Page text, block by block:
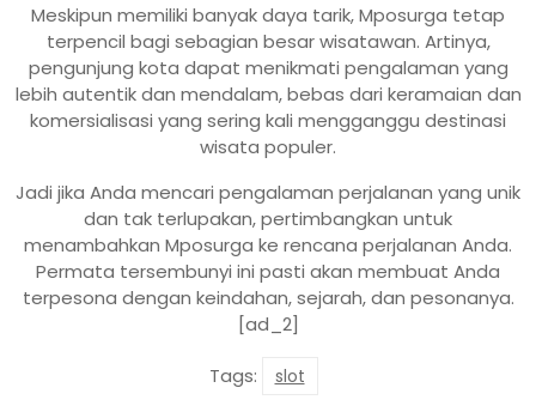
Meskipun memiliki banyak daya tarik, Mposurga tetap
terpencil bagi sebagian besar wisatawan. Artinya,
pengunjung kota dapat menikmati pengalaman yang
lebih autentik dan mendalam, bebas dari keramaian dan
komersialisasi yang sering kali mengganggu destinasi
wisata populer.
Jadi jika Anda mencari pengalaman perjalanan yang unik
dan tak terlupakan, pertimbangkan untuk
menambahkan Mposurga ke rencana perjalanan Anda.
Permata tersembunyi ini pasti akan membuat Anda
terpesona dengan keindahan, sejarah, dan pesonanya.
[ad_2]
Tags: slot